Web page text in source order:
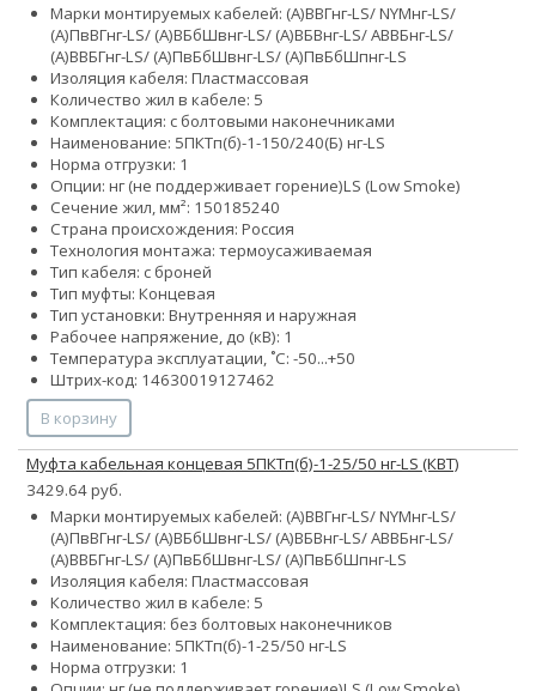
Марки монтируемых кабелей: (А)ВВГнг-LS/ NYMнг-LS/
(А)ПвВГнг-LS/ (А)ВБбШвнг-LS/ (А)ВБВнг-LS/ АВВБнг-LS/
(А)ВВБГнг-LS/ (А)ПвБбШвнг-LS/ (А)ПвБбШпнг-LS
Изоляция кабеля: Пластмассовая
Количество жил в кабеле: 5
Комплектация: с болтовыми наконечниками
Наименование: 5ПКТп(б)-1-150/240(Б) нг-LS
Норма отгрузки: 1
Опции: нг (не поддерживает горение)LS (Low Smoke)
Сечение жил, мм²: 150185240
Страна происхождения: Россия
Технология монтажа: термоусаживаемая
Тип кабеля: с броней
Тип муфты: Концевая
Тип установки: Внутренняя и наружная
Рабочее напряжение, до (кВ): 1
Температура эксплуатации, ˚С: -50...+50
Штрих-код: 14630019127462
В корзину
Муфта кабельная концевая 5ПКТп(б)-1-25/50 нг-LS (КВТ)
3429.64 руб.
Марки монтируемых кабелей: (А)ВВГнг-LS/ NYMнг-LS/
(А)ПвВГнг-LS/ (А)ВБбШвнг-LS/ (А)ВБВнг-LS/ АВВБнг-LS/
(А)ВВБГнг-LS/ (А)ПвБбШвнг-LS/ (А)ПвБбШпнг-LS
Изоляция кабеля: Пластмассовая
Количество жил в кабеле: 5
Комплектация: без болтовых наконечников
Наименование: 5ПКТп(б)-1-25/50 нг-LS
Норма отгрузки: 1